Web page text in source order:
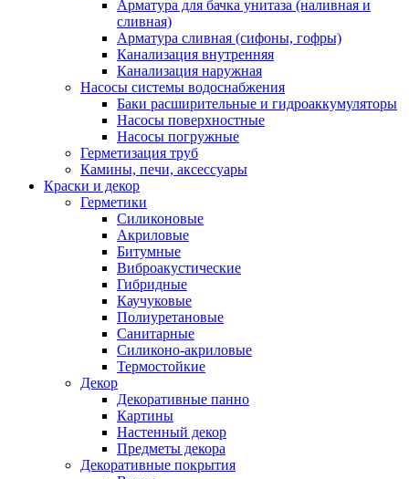
Арматура для бачка унитаза (наливная и
сливная)
Арматура сливная (сифоны, гофры)
Канализация внутренняя
Канализация наружная
Насосы системы водоснабжения
Баки расширительные и гидроаккумуляторы
Насосы поверхностные
Насосы погружные
Герметизация труб
Камины, печи, аксессуары
Краски и декор
Герметики
Силиконовые
Акриловые
Битумные
Виброакустические
Гибридные
Каучуковые
Полиуретановые
Санитарные
Силиконо-акриловые
Термостойкие
Декор
Декоративные панно
Картины
Настенный декор
Предметы декора
Декоративные покрытия